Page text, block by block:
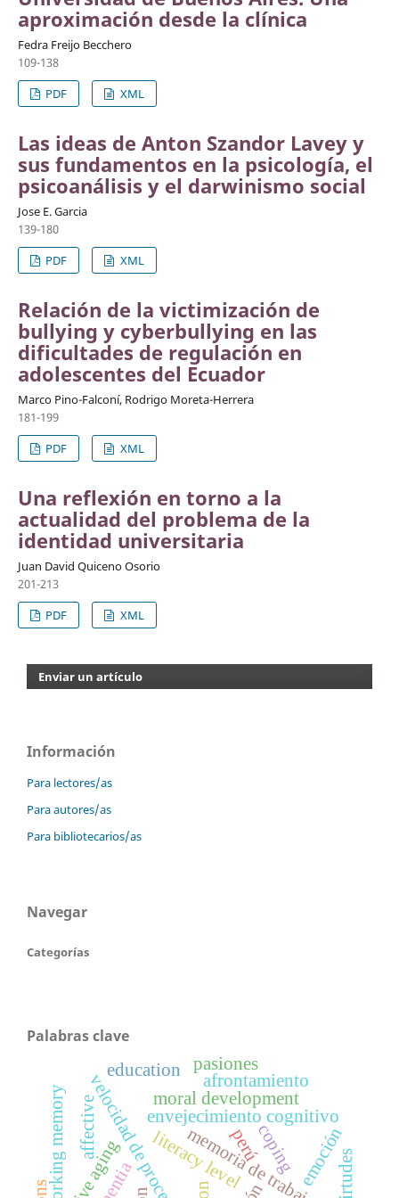
aproximación desde la clínica
Fedra Freijo Becchero
109-138
PDF
XML
Las ideas de Anton Szandor Lavey y
sus fundamentos en la psicología, el
psicoanálisis y el darwinismo social
Jose E. Garcia
139-180
PDF
XML
Relación de la victimización de
bullying y cyberbullying en las
dificultades de regulación en
adolescentes del Ecuador
Marco Pino-Falconí, Rodrigo Moreta-Herrera
181-199
PDF
XML
Una reflexión en torno a la
actualidad del problema de la
identidad universitaria
Juan David Quiceno Osorio
201-213
PDF
XML
Enviar un artículo
Información
Para lectores/as
Para autores/as
Para bibliotecarios/as
Navegar
Categorías
Palabras clave
envejecimiento cognitivo
memoria de trabajo
working memory literacy level emoción
moral development
coping
afrontamiento
pasiones
virtudes
affective
education
perú